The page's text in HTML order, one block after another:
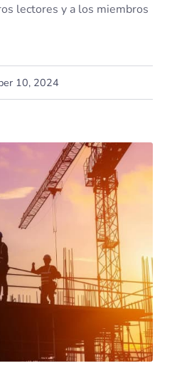
lectores y a los miembros
10, 2024